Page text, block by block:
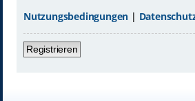
Nutzungsbedingungen |
Registrieren